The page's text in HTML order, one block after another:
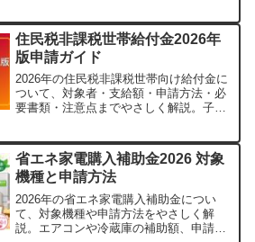
費自己...
住民税非課税世帯給付金2026年
版申請ガイド
2026年の住民税非課税世帯向け給付金に
ついて、対象者・支給額・申請方法・必
要書類・注意点までやさしく解説。子ど
省エネ家電購入補助金2026 対象
機種と申請方法
2026年の省エネ家電購入補助金につい
て、対象機種や申請方法をやさしく解
説。エアコンや冷蔵庫の補助額、申請の